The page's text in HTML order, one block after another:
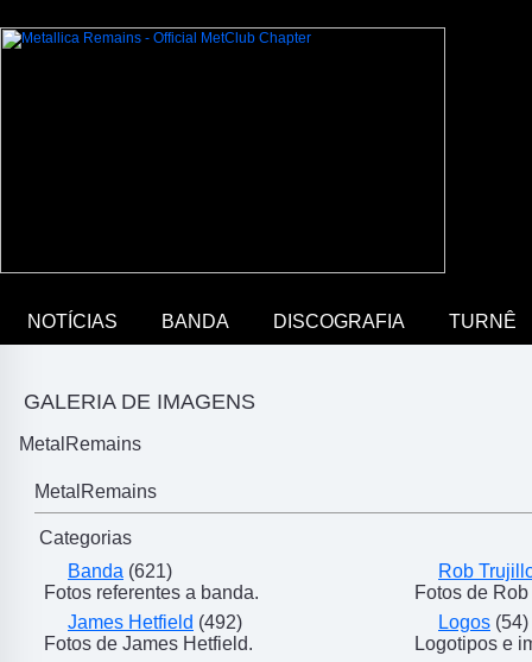
NOTÍCIAS BANDA DISCOGRAFIA TURNÊ
GALERIA DE IMAGENS
MetalRemains
MetalRemains
Categorias
Banda (621)
Fotos referentes a banda.
James Hetfield (492)
Fotos de James Hetfield.
Rob
Fotos de
Logos (54)
Logotipos e